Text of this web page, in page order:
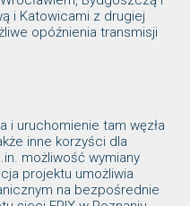
i Katowicami z drugiej
opóźnienia transmisji
i uruchomienie tam węzła
inne korzyści dla
możliwość wymiany
projektu umożliwia
na bezpośrednie